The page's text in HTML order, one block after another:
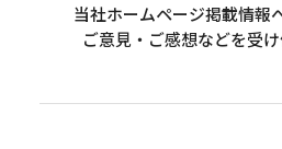
当社ホームページ掲載情報
ご意見・ご感想などを受け